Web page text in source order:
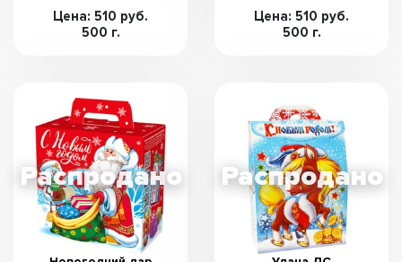
Цена: 510 руб.
500 г.
Цена: 510 руб.
500 г.